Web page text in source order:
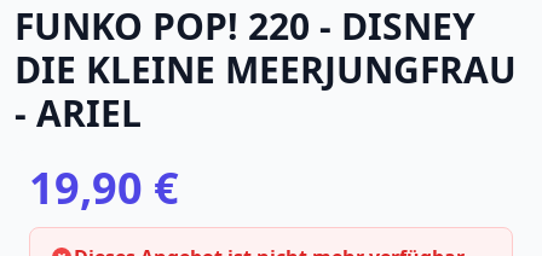
FUNKO POP! 220 - DISNEY
DIE KLEINE MEERJUNGFRAU
- ARIEL
19,90 €